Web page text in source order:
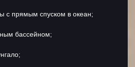
с прямым спуском в океан;
бассейном;